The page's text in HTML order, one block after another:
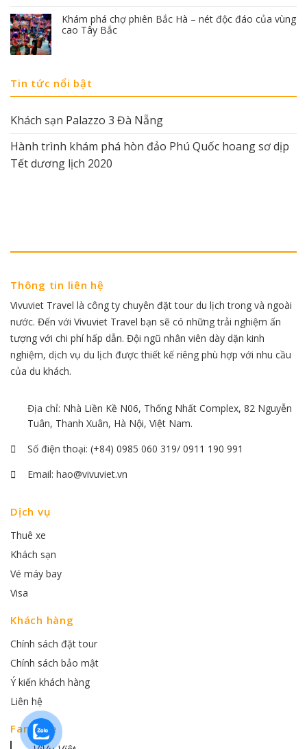
Khám phá chợ phiên Bắc Hà – nét độc đáo của vùng
cao Tây Bắc
Tin tức nổi bật
Khách sạn Palazzo 3 Đà Nẵng
Hành trình khám phá hòn đảo Phú Quốc hoang sơ dịp
Tết dương lịch 2020
Thông tin liên hệ
Vivuviet Travel là công ty chuyên đặt tour du lịch trong và ngoài
nước. Đến với Vivuviet Travel bạn sẽ có những trải nghiệm ấn
tượng với chi phí hấp dẫn. Đội ngũ nhân viên dày dặn kinh
nghiệm, dịch vụ du lịch được thiết kế riêng phù hợp với nhu cầu
của du khách.
Địa chỉ: Nhà Liền Kề N06, Thống Nhất Complex, 82 Nguyễn
Tuân, Thanh Xuân, Hà Nội, Việt Nam.
Số điện thoại: (+84) 0985 060 319/ 0911 190 991
Email: hao@vivuviet.vn
Dịch vụ
Thuê xe
Khách sạn
Vé máy bay
Visa
Khách hàng
Chính sách đặt tour
Chính sách bảo mật
Ý kiến khách hàng
Liên hệ
Fanpage